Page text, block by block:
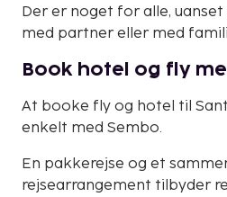
Der er noget for alle, uanset
med partner eller med
Book hotel og fly
At booke fly og hotel til
enkelt med Sembo.
En pakkerejse og et
rejsearrangement tilbyder